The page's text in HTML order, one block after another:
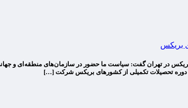
بریکس
در تهران گفت: سیاست ما حضور در سازمان‌های منطقه‌ای و جهانی
تحصیلات تکمیلی از کشورهای بریکس شرکت […]